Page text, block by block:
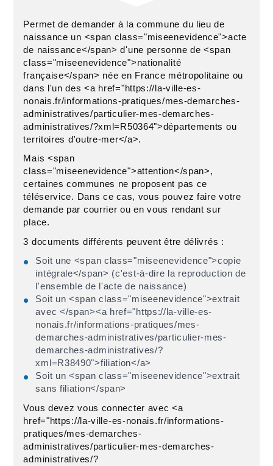
Permet de demander à la commune du lieu de
naissance un <span class="miseenevidence">acte
de naissance</span> d'une personne de <span
class="miseenevidence">nationalité
française</span> née en France métropolitaine ou
dans l'un des <a href="https://la-ville-es-
nonais.fr/informations-pratiques/mes-demarches-
administratives/particulier-mes-demarches-
administratives/?xml=R50364">départements ou
territoires d'outre-mer</a>.
Mais <span
class="miseenevidence">attention</span>,
certaines communes ne proposent pas ce
téléservice. Dans ce cas, vous pouvez faire votre
demande par courrier ou en vous rendant sur
place.
3 documents différents peuvent être délivrés :
Soit une <span class="miseenevidence">copie
intégrale</span> (c'est-à-dire la reproduction de
l'ensemble de l'acte de naissance)
Soit un <span class="miseenevidence">extrait
avec </span><a href="https://la-ville-es-
nonais.fr/informations-pratiques/mes-
demarches-administratives/particulier-mes-
demarches-administratives/?
xml=R38490">filiation</a>
Soit un <span class="miseenevidence">extrait
sans filiation</span>
Vous devez vous connecter avec <a
href="https://la-ville-es-nonais.fr/informations-
pratiques/mes-demarches-
administratives/particulier-mes-demarches-
administratives/?